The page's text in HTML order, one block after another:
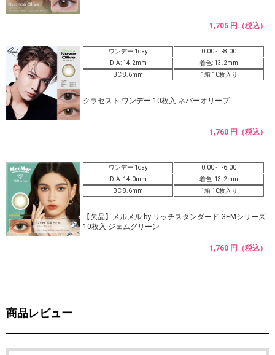
1,705 円（税込）
ワンデー 1day
0.00～ -8.00
DIA: 14.2mm
着色: 13.2mm
BC 8.6mm
1箱 10枚入り
クラセスト ワンデー 10枚入 ネバーオリーブ
1,760 円（税込）
ワンデー 1day
0.00～ -6.00
DIA: 14.0mm
着色: 13.2mm
BC 8.6mm
1箱 10枚入り
【欠品】メルメル by リッチスタンダード GEMシリーズ
10枚入 ジェムグリーン
1,760 円（税込）
商品レビュー